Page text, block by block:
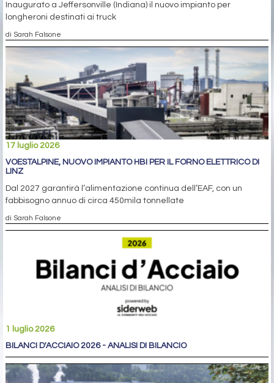
Inaugurato a Jeffersonville (Indiana) il nuovo impianto per
longheroni destinati ai truck
di Sarah Falsone
17 luglio 2026
VOESTALPINE, NUOVO IMPIANTO HBI PER IL FORNO ELETTRICO DI
LINZ
Dal 2027 garantirà l’alimentazione continua dell’EAF, con un
fabbisogno annuo di circa 450mila tonnellate
di Sarah Falsone
1 luglio 2026
BILANCI D'ACCIAIO 2026 - ANALISI DI BILANCIO